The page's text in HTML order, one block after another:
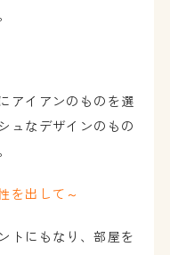
アイアンのものを選
ュなデザインのもの
を出して～
トにもなり、部屋を